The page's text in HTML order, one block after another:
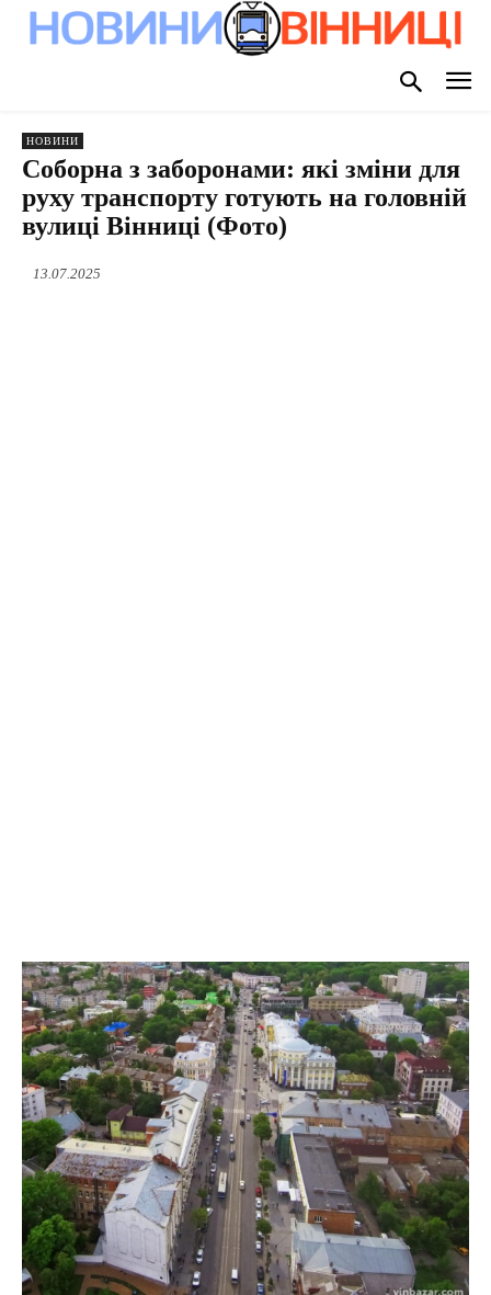
НОВИНИ
Соборна з заборонами: які зміни для
руху транспорту готують на головній
вулиці Вінниці (Фото)
13.07.2025